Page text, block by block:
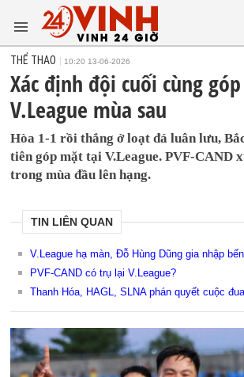
THỂ THAO 10:20 13-06-2026
Xác định đội cuối cùng
V.League mùa sau
Hòa 1-1 rồi thắng ở loạt đá luân lưu,
tiên góp mặt tại V.League. PVF-CAND
trong mùa đầu lên hạng.
TIN LIÊN QUAN
V.League hạ màn, Đỗ Hùng Dũng gia nhập
PVF-CAND có trụ lại V.League?
Thanh Hóa, HAGL, SLNA phán quyết cuộc